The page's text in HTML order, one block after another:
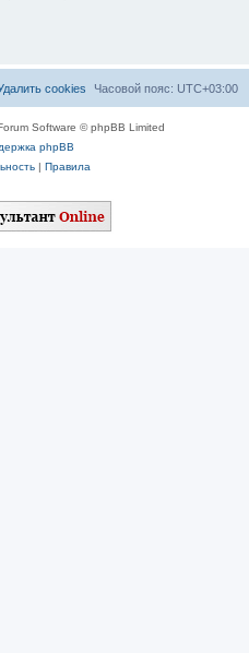
Часовой пояс: UTC+03:00
cookies
Software © phpBB Limited
phpBB
| Правила